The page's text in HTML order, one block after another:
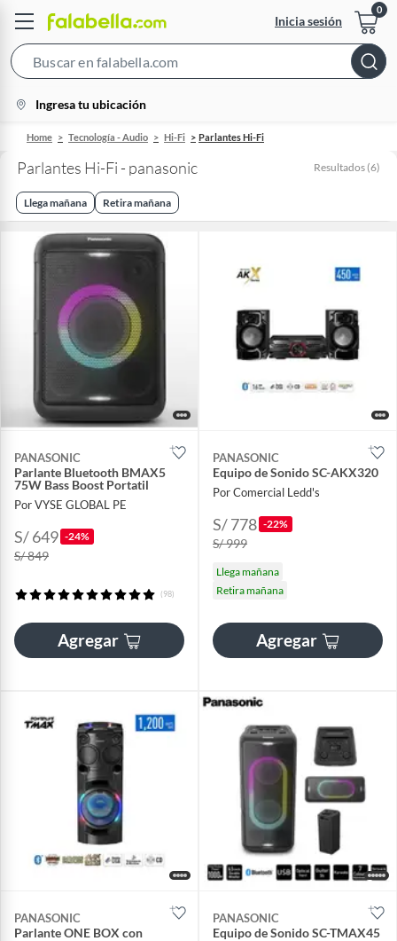
Inicia sesión
Bar
location-
icon
Ingresa tu ubicación
Home Tecnología - Audio Hi-Fi Parlantes Hi-Fi
Parlantes Hi-Fi - panasonic Resultados (6)
Llega mañana Retira mañana
PANASONIC
Parlante Bluetooth BMAX5
75W Bass Boost Portatil
Por VYSE GLOBAL PE
S/ 649 -24%
S/ 849
(98)
Agregar
PANASONIC
Equipo de Sonido SC-AKX320
Por Comercial Ledd's
S/ 778 -22%
S/ 999
Llega mañana
Retira mañana
Agregar
PANASONIC
Parlante ONE BOX con
PANASONIC
Equipo de Sonido SC-TMAX45